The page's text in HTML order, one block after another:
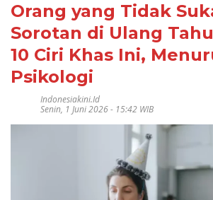
Orang yang Tidak
Sorotan di Ulang
10 Ciri Khas Ini,
Psikologi
Indonesiakini.id
Senin, 1 Juni 2026 - 15:42 WIB